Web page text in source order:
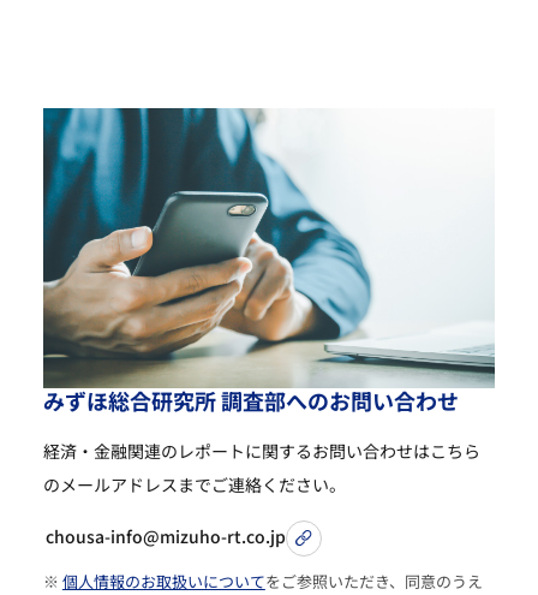
みずほ総合研究所調査部へのお問い合わせ
経済・金融関連のレポートに関するお問い合わせはこちら
のメールアドレスまでご連絡ください。
chousa-info@mizuho-rt.co.jp
※ 個人情報のお取扱いについてをご参照いただき、同意のうえ